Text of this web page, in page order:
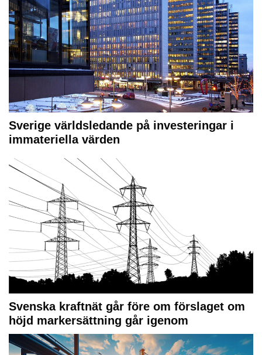
Sverige världsledande på investeringar i
immateriella värden
Svenska kraftnät går före om förslaget om
höjd markersättning går igenom